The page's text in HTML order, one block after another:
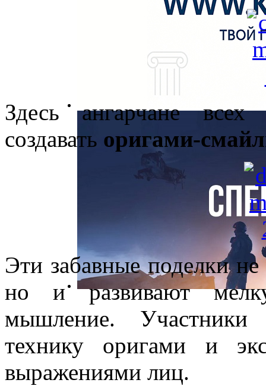
Здесь ангарчане всех
создавать оригами-
Эти забавные поделки
но и развивают
мышление. Участники
технику оригами и
выражениями лиц.